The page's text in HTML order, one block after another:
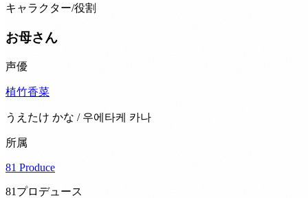
キャラクター/役割
お母さん
声優
植竹香菜
うえたけ かな / 우에타케 카나
所属
81 Produce
81プロデュース